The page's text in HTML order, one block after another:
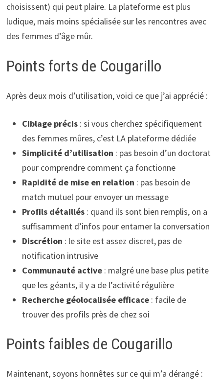
choisissent) qui peut plaire. La plateforme est plus
ludique, mais moins spécialisée sur les rencontres avec
des femmes d’âge mûr.
Points forts de Cougarillo
Après deux mois d’utilisation, voici ce que j’ai apprécié :
Ciblage précis: si vous cherchez spécifiquement
des femmes mûres, c’est LA plateforme dédiée
Simplicité d’utilisation : pas besoin d’un doctorat
pour comprendre comment ça fonctionne
Rapidité de mise en relation : pas besoin de
match mutuel pour envoyer un message
Profils détaillés: quand ils sont bien remplis, on a
suffisamment d’infos pour entamer la conversation
Discrétion : le site est assez discret, pas de
notification intrusive
Communauté active: malgré une base plus petite
que les géants, il y a de l’activité régulière
Recherche géolocalisée efficace: facile de
trouver des profils près de chez soi
Points faibles de Cougarillo
Maintenant, soyons honnêtes sur ce qui m’a dérangé :